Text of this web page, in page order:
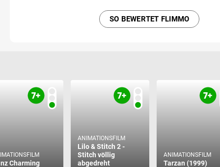
SO BEWERTET FLIMMO
Charming
ANIMATIONSFILM
Lilo & Stitch 2 -
Stitch völlig
abgedreht
ANIMATIONSFILM
Tarzan (1999)